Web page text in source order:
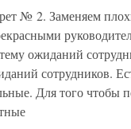
№ 2. Заменяем
ожиданий
сотрудников.
Для того чтобы